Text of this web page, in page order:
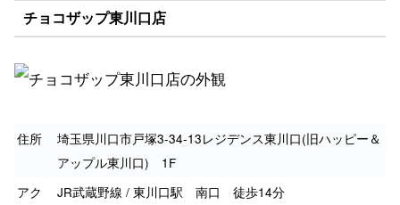
チョコザップ東川口店
住所
埼玉県川口市戸塚3-34-13レジデンス東川口(旧ハッピー＆
アップル東川口) 1F
アク
JR武蔵野線 / 東川口駅 南口 徒歩14分